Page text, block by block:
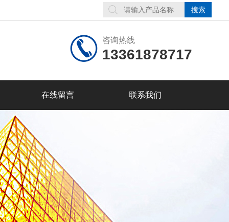
咨询热线
13361878717
在线留言 联系我们